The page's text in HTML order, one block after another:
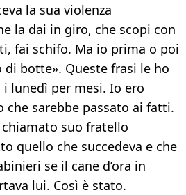
la sua violenza
la dai in giro, che scopi con
fai schifo. Ma io prima o poi
botte». Queste frasi le ho
lunedì per mesi. Io ero
che sarebbe passato ai fatti.
suo fratello
quello che succedeva e che
se il cane d’ora in
lui. Così è stato.